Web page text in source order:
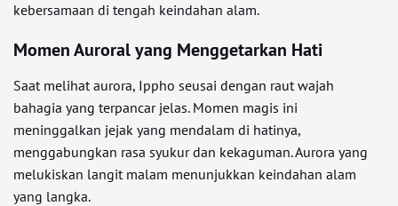
kebersamaan di tengah keindahan alam.
Momen Auroral yang Menggetarkan Hati
Saat melihat aurora, Ippho seusai dengan raut wajah
bahagia yang terpancar jelas. Momen magis ini
meninggalkan jejak yang mendalam di hatinya,
menggabungkan rasa syukur dan kekaguman. Aurora yang
melukiskan langit malam menunjukkan keindahan alam
yang langka.